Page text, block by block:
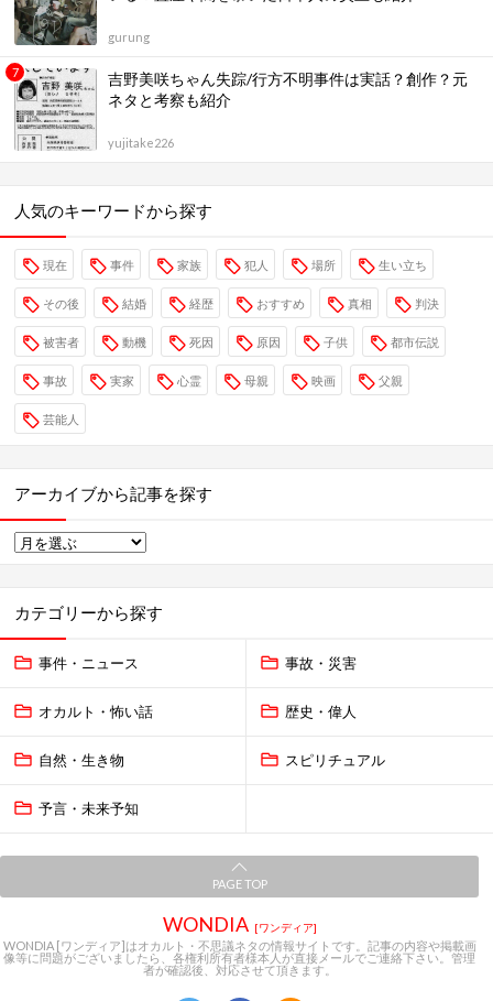
gurung
吉野美咲ちゃん失踪/行方不明事件は実話？創作？元
ネタと考察も紹介
yujitake226
人気のキーワードから探す
現在 事件 家族 犯人 場所 生い立ち
その後 結婚 経歴 おすすめ 真相 判決
被害者 動機 死因 原因 子供 都市伝説
事故 実家 心霊 母親 映画 父親
芸能人
アーカイブから記事を探す
カテゴリーから探す
事件・ニュース 事故・災害
オカルト・怖い話 歴史・偉人
自然・生き物 スピリチュアル
予言・未来予知
PAGE TOP
WONDIA [ワンディア]
WONDIA [ワンディア]はオカルト・不思議ネタの情報サイトです。記事の内容や掲載画
像等に問題がございましたら、各権利所有者様本人が直接メールでご連絡下さい。管理
者が確認後、対応させて頂きます。